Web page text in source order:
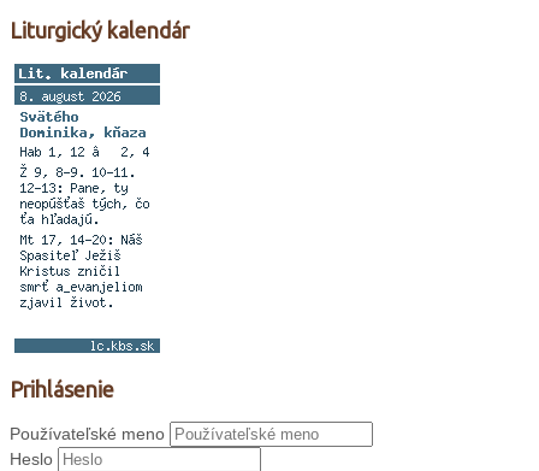
Liturgický kalendár
Prihlásenie
Používateľské meno
Heslo